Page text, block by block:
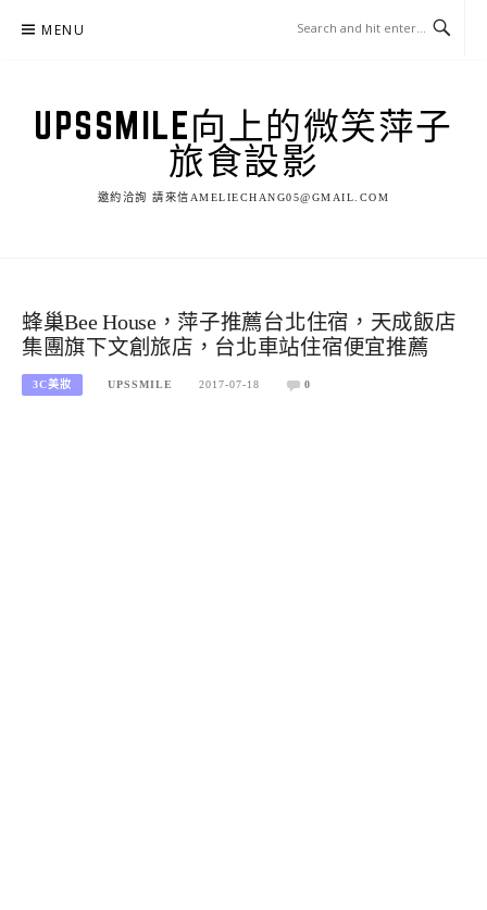
MENU
UPSSMILE向上的微笑萍子
旅食設影
邀約洽詢 請來信AMELIECHANG05@GMAIL.COM
蜂巢Bee House，萍子推薦台北住宿，天成飯店
集團旗下文創旅店，台北車站住宿便宜推薦
3C美妝 UPSSMILE 2017-07-18 0